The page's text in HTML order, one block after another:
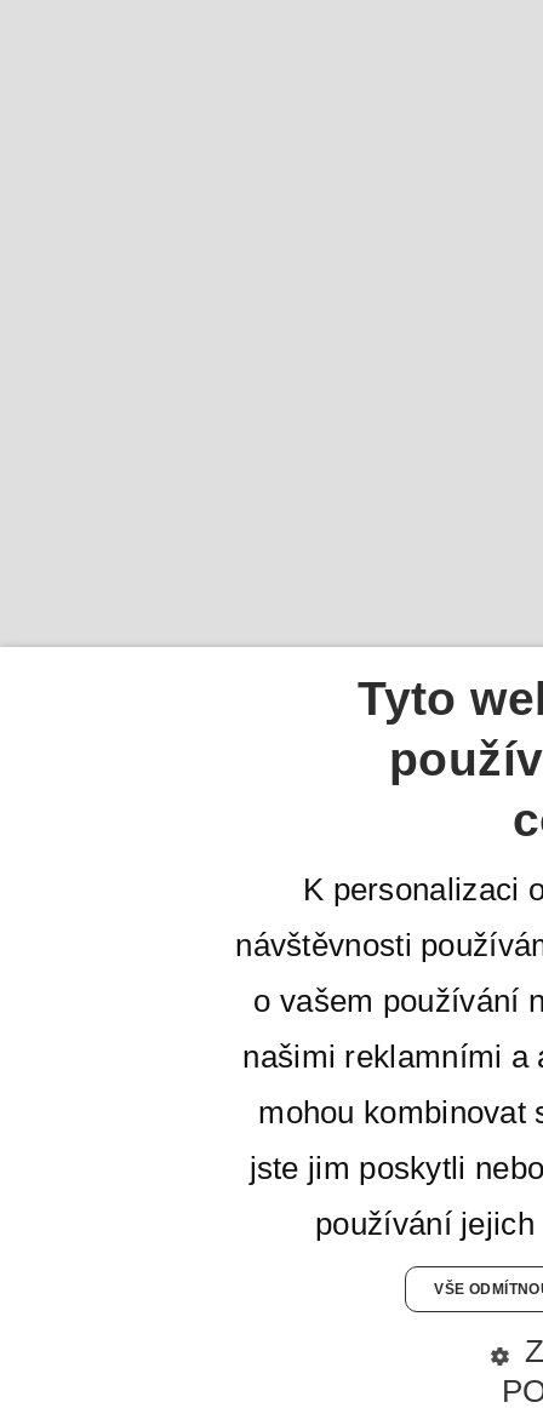
Tyto
K personalizaci
návštěvnosti
o vašem používání
našimi reklamními a
mohou kombinovat
jste jim poskytli
používání
VŠE